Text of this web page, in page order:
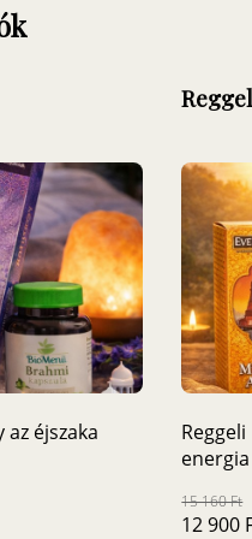
éjszaka
15 160 Ft
12 900